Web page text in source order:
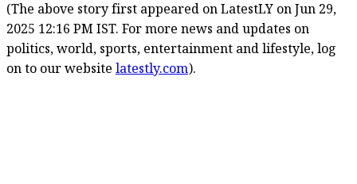
(The above story first appeared on LatestLY on Jun 29,
2025 12:16 PM IST. For more news and updates on
politics, world, sports, entertainment and lifestyle, log
on to our website latestly.com).